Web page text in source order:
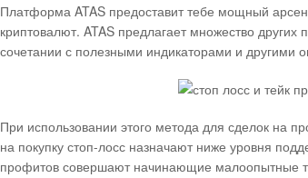
Платформа ATAS предоставит тебе мощный
криптовалют. ATAS предлагает множество
сочетании с полезными индикаторами и другими
При использовании этого метода для сделок на
на покупку стоп-лосс назначают ниже уровня
профитов совершают начинающие малоопытные